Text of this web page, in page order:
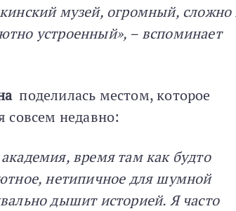
музей, огромный, сложно
устроенный», – вспоминает
поделилась местом, которое
совсем недавно:
время там как будто
нетипичное для шумной
дышит историей. Я часто